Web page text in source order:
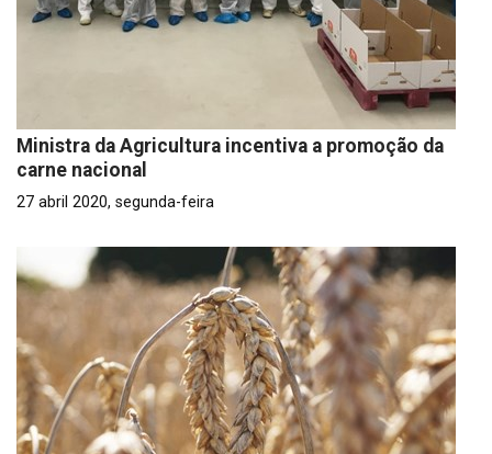
Ministra da Agricultura incentiva a promoção da
carne nacional
27 abril 2020, segunda-feira